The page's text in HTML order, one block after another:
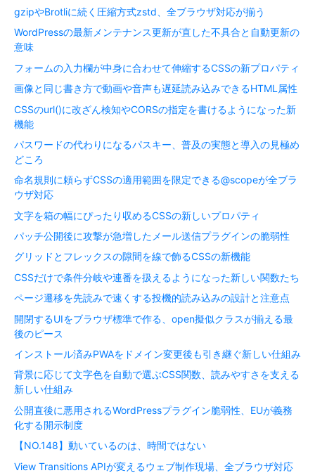
gzipやBrotliに続く圧縮方式zstd、全ブラウザ対応が揃う
WordPressの最新メンテナンス更新が直した不具合と自動更新の
意味
フォームの入力欄が中身に合わせて伸縮するCSSの新プロパティ
画像と同じ書き方で動画や音声も遅延読み込みできるHTML属性
CSSのurl()に改ざん検知やCORSの指定を書けるようになった新
機能
パスワードの代わりになるパスキー、普及の実態と導入の見極め
どころ
命名規則に頼らずCSSの適用範囲を限定できる@scopeが全ブラ
ウザ対応
文字を箱の幅にぴったり収めるCSSの新しいプロパティ
パッチ公開後に攻撃が急増したメール送信プラグインの脆弱性
グリッドとフレックスの隙間を線で飾るCSSの新機能
CSSだけで条件分岐や連番を扱えるようになった新しい関数たち
ページ遷移を先読みで速くする投機的読み込みの設計と注意点
開閉するUIをブラウザ標準で作る、open擬似クラスが揃える最
後のピース
インストール済みPWAをドメイン変更後も引き継ぐ新しい仕組み
背景に応じて文字色を自動で選ぶCSS関数、読みやすさを支える
新しい仕組み
公開直後に悪用されるWordPressプラグイン脆弱性、EUが義務
化する開示制度
【NO.148】動いているのは、時間ではない
View Transitions APIが変えるウェブ制作現場、全ブラウザ対応